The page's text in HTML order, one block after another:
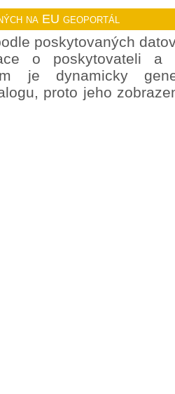
na EU geoportál
poskytovaných
o poskytovateli a
je dynamicky
proto jeho